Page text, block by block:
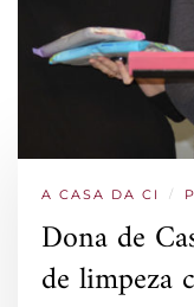
A CASA DA CI /
Dona de
de limpeza